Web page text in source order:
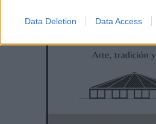
Data Deletion Data Access